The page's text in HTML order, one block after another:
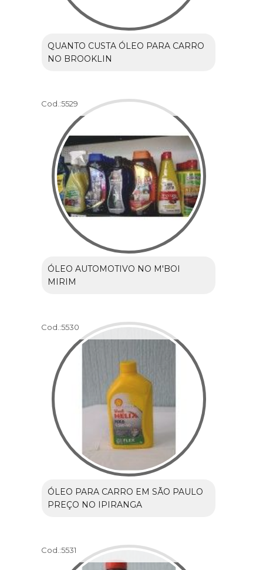
QUANTO CUSTA ÓLEO PARA CARRO
NO BROOKLIN
Cod.:5529
ÓLEO AUTOMOTIVO NO M'BOI
MIRIM
Cod.:5530
ÓLEO PARA CARRO EM SÃO PAULO
PREÇO NO IPIRANGA
Cod.:5531